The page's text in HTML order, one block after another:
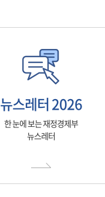
뉴스레터 2026
한 눈에 보는 재정경제부
뉴스레터